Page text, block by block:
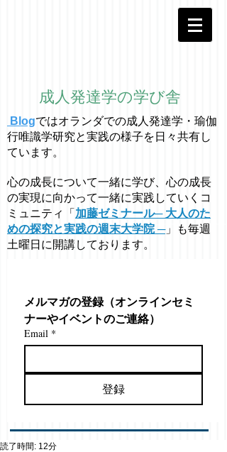
成人発達学の学び舎
Blogではオラ ンダでの成人発達学・ 瑜伽
行唯識学研究と実践の様子を日々共有し
ています。
心の成長について一緒に学び、心の成長
の実現に向かって一緒に実践していくコ
ミュニティ「 加藤ゼミナール─ 大人のた
めの探究と実践の週末大学院 ─」も毎週
土曜日に開講しております。
メルマガの登録（オンラインセミ
ナーやイベントのご連絡）
Email *
登録
読了時間: 12分